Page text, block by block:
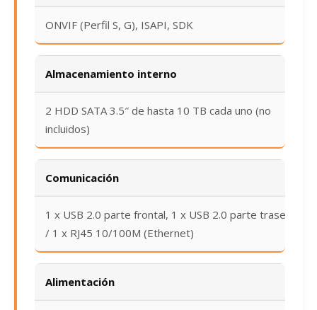
ONVIF (Perfil S, G), ISAPI, SDK
Almacenamiento interno
2 HDD SATA 3.5″ de hasta 10 TB cada uno (no
incluidos)
Comunicación
1 x USB 2.0 parte frontal, 1 x USB 2.0 parte trasera
/ 1 x RJ45 10/100M (Ethernet)
Alimentación